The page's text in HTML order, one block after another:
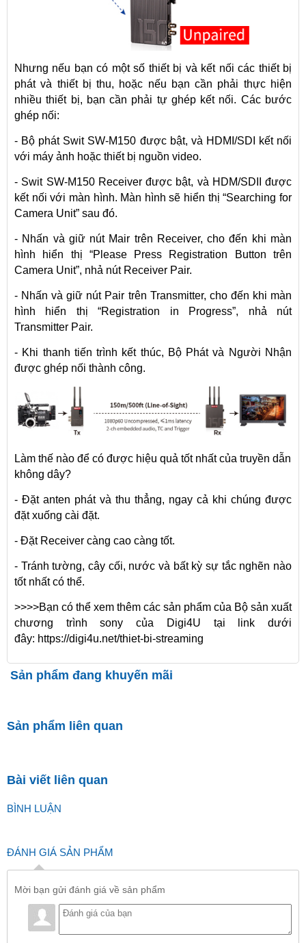
Nhưng nếu bạn có một số thiết bị và kết nối các thiết bị
phát và thiết bị thu, hoặc nếu bạn cần phải thực hiện
nhiều thiết bị, bạn cần phải tự ghép kết nối. Các bước
ghép nối:
- Bộ phát Swit SW-M150 được bật, và HDMI/SDI kết nối
với máy ảnh hoặc thiết bị nguồn video.
- Swit SW-M150 Receiver được bật, và HDM/SDII được
kết nối với màn hình. Màn hình sẽ hiển thị “Searching for
Camera Unit” sau đó.
- Nhấn và giữ nút Mair trên Receiver, cho đến khi màn
hình hiển thị “Please Press Registration Button trên
Camera Unit”, nhả nút Receiver Pair.
- Nhấn và giữ nút Pair trên Transmitter, cho đến khi màn
hình hiển thị “Registration in Progress”, nhả nút
Transmitter Pair.
- Khi thanh tiến trình kết thúc, Bộ Phát và Người Nhận
được ghép nối thành công.
Làm thế nào để có được hiệu quả tốt nhất của truyền dẫn
không dây?
- Đặt anten phát và thu thẳng, ngay cả khi chúng được
đặt xuống cài đặt.
- Đặt Receiver càng cao càng tốt.
- Tránh tường, cây cối, nước và bất kỳ sự tắc nghẽn nào
tốt nhất có thể.
>>>>Bạn có thể xem thêm các sản phẩm của Bộ sản xuất
chương trình sony của Digi4U tại link dưới
đây: https://digi4u.net/thiet-bi-streaming
Sản phẩm đang khuyến mãi
Sản phẩm liên quan
Bài viết liên quan
BÌNH LUẬN
ĐÁNH GIÁ SẢN PHẨM
Mời bạn gửi đánh giá về sản phẩm